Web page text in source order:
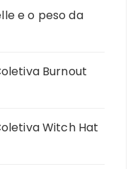
e o peso da
Burnout
Witch Hat